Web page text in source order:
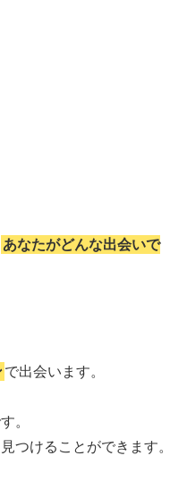
あなたがどんな出会いで
で出会います。
。
つけることができます。